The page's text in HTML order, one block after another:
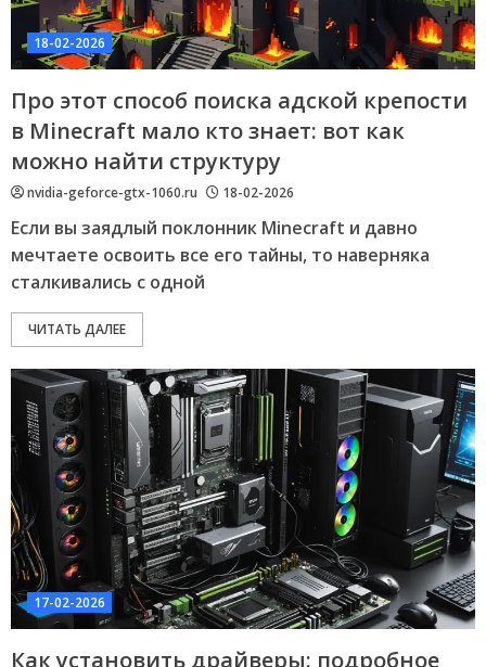
18-02-2026
Про этот способ поиска адской крепости
в Minecraft мало кто знает: вот как
можно найти структуру
nvidia-geforce-gtx-1060.ru 18-02-2026
Если вы заядлый поклонник Minecraft и давно
мечтаете освоить все его тайны, то наверняка
сталкивались с одной
ЧИТАТЬ ДАЛЕЕ
17-02-2026
Как установить драйверы: подробное